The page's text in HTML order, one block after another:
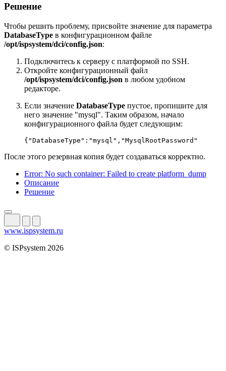
Решение
Чтобы решить проблему, присвойте значение для параметра
DatabaseType в конфигурационном файле
/opt/ispsystem/dci/config.json:
Подключитесь к серверу с платформой по SSH.
Откройте конфигурационный файл
/opt/ispsystem/dci/config.json в любом удобном
редакторе.
Если значение DatabaseType пустое, пропишите для
него значение "mysql". Таким образом, начало
конфигурационного файла будет следующим:
{"DatabaseType":"mysql","MysqlRootPassword"
После этого резервная копия будет создаваться корректно.
Error: No such container: Failed to create platform_dump
Описание
Решение
www.ispsystem.ru
© ISPsystem 2026